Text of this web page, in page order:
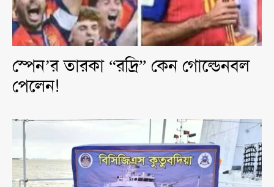
স্পেন’র তারকা “রদ্রি” কেন গোল্ডেনবল
পেলেন!